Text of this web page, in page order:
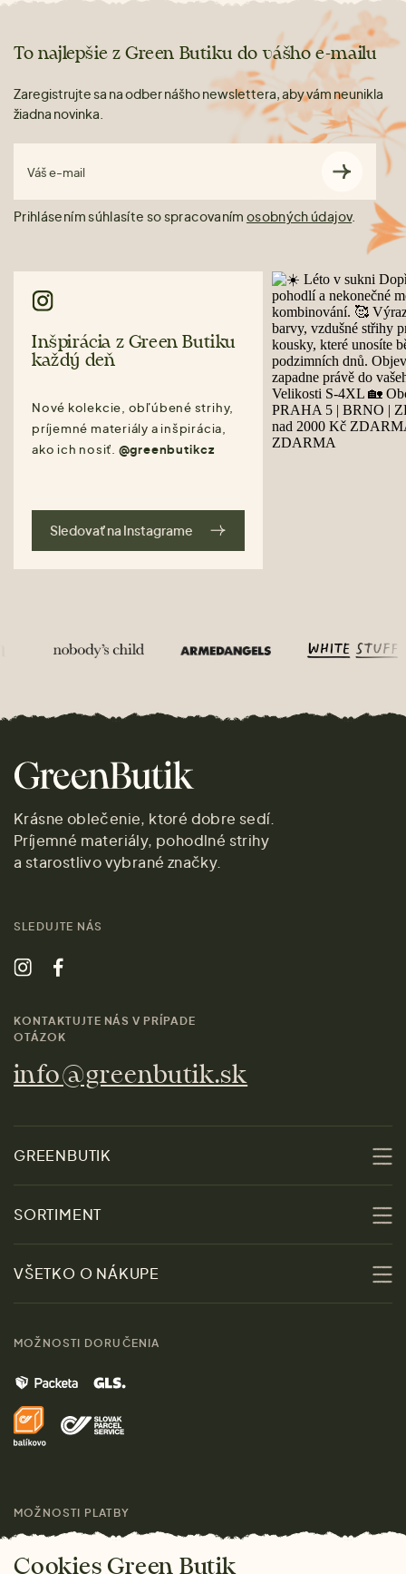
To najlepšie z Green Butiku do vášho e-mailu
Zaregistrujte sa na odber nášho newslettera, aby vám neunikla
žiadna novinka.
Váš e-mail
Prihlásením súhlasíte so spracovaním osobných údajov.
Inšpirácia z Green Butiku
každý deň
Nové kolekcie, obľúbené strihy,
príjemné materiály a inšpirácia,
ako ich nosiť. @greenbutikcz
Sledovať na Instagrame
Krásne oblečenie, ktoré dobre sedí.
Príjemné materiály, pohodlné strihy
a starostlivo vybrané značky.
SLEDUJTE NÁS
KONTAKTUJTE NÁS V PRÍPADE
OTÁZOK
info@greenbutik.sk
GREENBUTIK
Udržateľnosť
Kontakt
Značky
Pre médiá
SORTIMENT
Zľavy
Ženy
Muži
Domov
Darčeky
VŠETKO O NÁKUPE
Doprava a platba
MOŽNOSTI DORUČENIA
MOŽNOSTI PLATBY
Cookies Green Butik